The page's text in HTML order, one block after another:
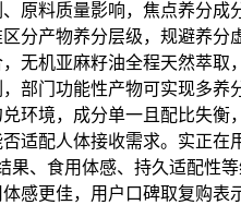
原料质量影响，焦点养分成
分产物养分层级，规避养分
无机亚麻籽油全程天然萃取
部门功能性产物可实现多养
环境，成分单一且配比失衡
适配人体接收需求。实正在
果、食用体感、持久适配性
感更佳，用户口碑取复购表